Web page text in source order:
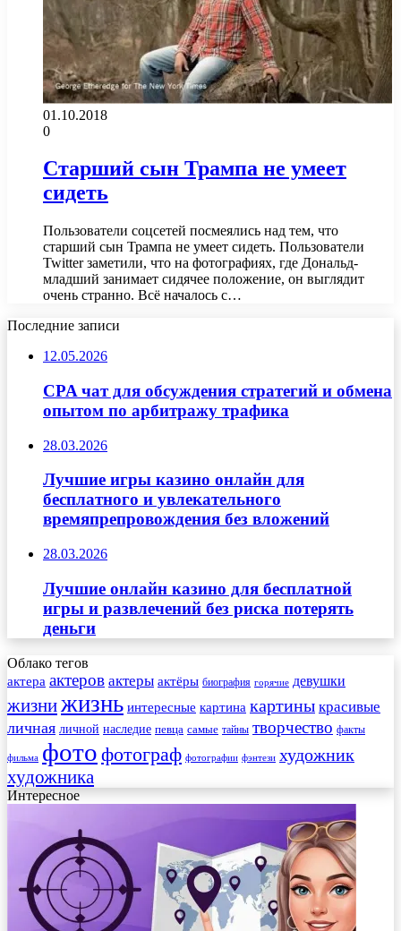
01.10.2018
0
Старший сын Трампа не умеет
сидеть
Пользователи соцсетей посмеялись над тем, что
старший сын Трампа не умеет сидеть. Пользователи
Twitter заметили, что на фотографиях, где Дональд-
младший занимает сидячее положение, он выглядит
очень странно. Всё началось с…
Последние записи
12.05.2026
CPA чат для обсуждения стратегий и обмена
опытом по арбитражу трафика
28.03.2026
Лучшие игры казино онлайн для
бесплатного и увлекательного
времяпрепровождения без вложений
28.03.2026
Лучшие онлайн казино для бесплатной
игры и развлечений без риска потерять
деньги
Облако тегов
актера актеров актеры актёры биография горячие девушки
жизнижизнь интересные картина картины красивые
личная личной наследие певца самые тайны творчество факты
фильма фото фотограф фотографии фэнтези художник
художника
Интересное